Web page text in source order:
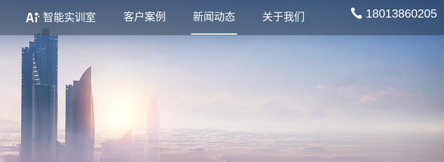
智能实训室 客户案例 新闻动态 关于我们 18013860205